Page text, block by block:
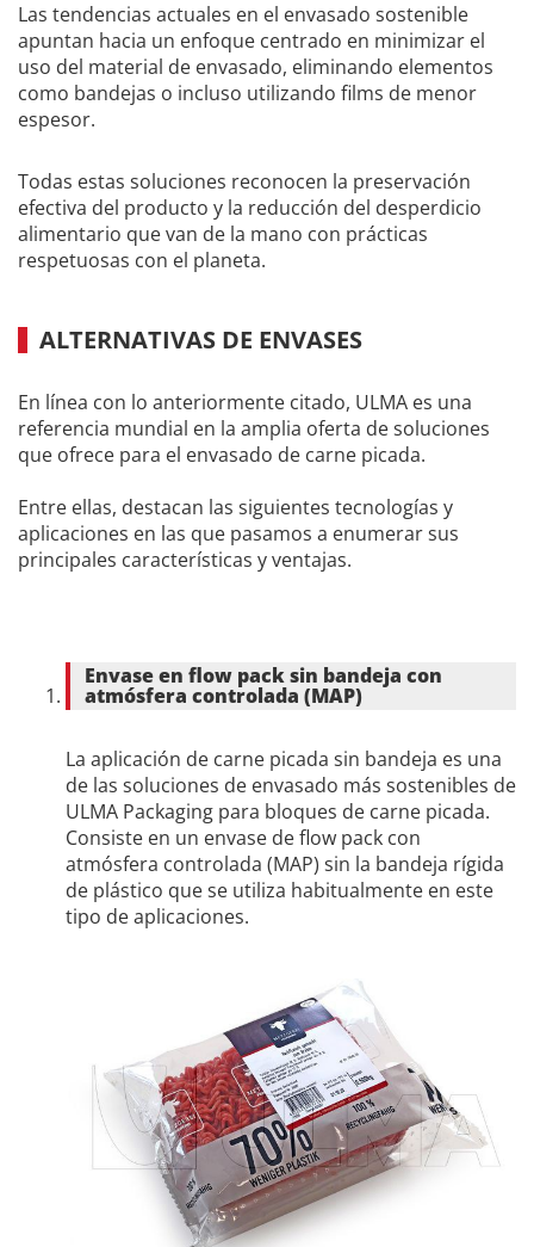
Las tendencias actuales en el envasado sostenible
apuntan hacia un enfoque centrado en minimizar el
uso del material de envasado, eliminando elementos
como bandejas o incluso utilizando films de menor
espesor.
Todas estas soluciones reconocen la preservación
efectiva del producto y la reducción del desperdicio
alimentario que van de la mano con prácticas
respetuosas con el planeta.
ALTERNATIVAS DE ENVASES
En línea con lo anteriormente citado, ULMA es una
referencia mundial en la amplia oferta de soluciones
que ofrece para el envasado de carne picada.
Entre ellas, destacan las siguientes tecnologías y
aplicaciones en las que pasamos a enumerar sus
principales características y ventajas.
Envase en flow pack sin bandeja con
atmósfera controlada (MAP)
La aplicación de carne picada sin bandeja es una
de las soluciones de envasado más sostenibles de
ULMA Packaging para bloques de carne picada.
Consiste en un envase de flow pack con
atmósfera controlada (MAP) sin la bandeja rígida
de plástico que se utiliza habitualmente en este
tipo de aplicaciones.